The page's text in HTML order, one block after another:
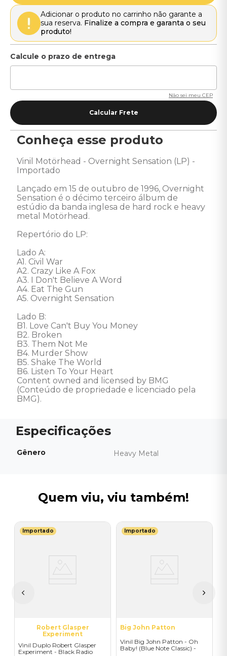
Adicionar o produto no carrinho não garante a
sua reserva. Finalize a compra e garanta o seu
produto!
Não sei meu CEP
Conheça esse produto
Vinil Motörhead - Overnight Sensation (LP) -
Importado
Lançado em 15 de outubro de 1996, Overnight
Sensation é o décimo terceiro álbum de
estúdio da banda inglesa de hard rock e heavy
metal Motörhead.
Repertório do LP:
Lado A:
A1. Civil War
A2. Crazy Like A Fox
A3. I Don't Believe A Word
A4. Eat The Gun
A5. Overnight Sensation
Lado B:
B1. Love Can't Buy You Money
B2. Broken
B3. Them Not Me
B4. Murder Show
B5. Shake The World
B6. Listen To Your Heart
Content owned and licensed by BMG
(Conteúdo de propriedade e licenciado pela
BMG).
Gênero Heavy Metal
Quem viu, viu também!
Importado
Robert Glasper
Experiment
Vinil Duplo Robert Glasper
Experiment - Black Radio
Importado
Big John Patton
Vinil Big John Patton - Oh
Baby! (Blue Note Classic) -